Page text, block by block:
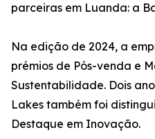
parceiras em Luanda: a
Na edição de 2024, a
prémios de Pós-venda e
Sustentabilidade. Dois
Lakes também foi
Destaque em Inovação.